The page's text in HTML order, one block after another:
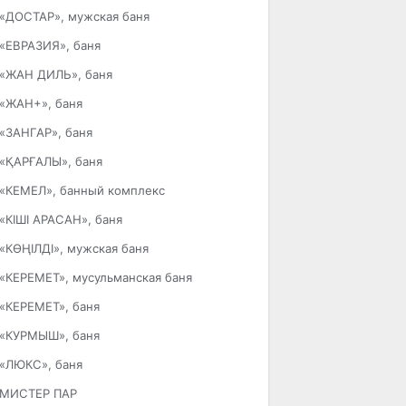
«ДОСТАР», мужская баня
«ЕВРАЗИЯ», баня
«ЖАН ДИЛЬ», баня
«ЖАН+», баня
«ЗАНГАР», баня
«ҚАРҒАЛЫ», баня
«КЕМЕЛ», банный комплекс
«КІШІ АРАСАН», баня
«КӨҢІЛДІ», мужская баня
«КЕРЕМЕТ», мусульманская баня
«КЕРЕМЕТ», баня
«КУРМЫШ», баня
«ЛЮКС», баня
МИСТЕР ПАР